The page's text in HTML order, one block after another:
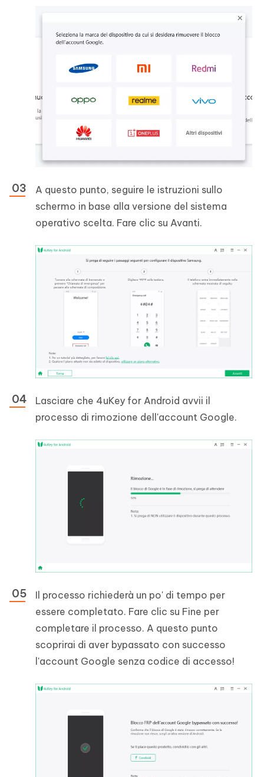
A questo punto, seguire le istruzioni sullo
schermo in base alla versione del sistema
operativo scelta. Fare clic su Avanti.
Lasciare che 4uKey for Android avvii il
processo di rimozione dell'account Google.
Il processo richiederà un po' di tempo per
essere completato. Fare clic su Fine per
completare il processo. A questo punto
scoprirai di aver bypassato con successo
l'account Google senza codice di accesso!